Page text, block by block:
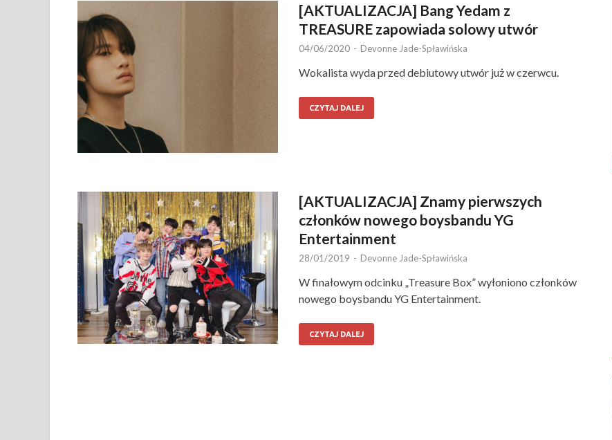
[AKTUALIZACJA] Bang Yedam z
TREASURE zapowiada solowy utwór
04/06/2020 - Devonne Jade-Spławińska
Wokalista wyda przed debiutowy utwór już w czerwcu.
CZYTAJ DALEJ
[AKTUALIZACJA] Znamy pierwszych
członków nowego boysbandu YG
Entertainment
28/01/2019 - Devonne Jade-Spławińska
W finałowym odcinku „Treasure Box” wyłoniono członków
nowego boysbandu YG Entertainment.
CZYTAJ DALEJ